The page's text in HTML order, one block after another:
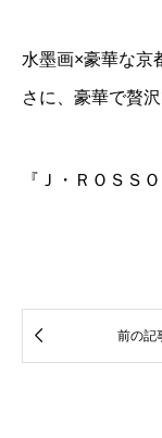
水墨画×豪華な京
さに、豪華で贅
『Ｊ・ＲＯＳＳ
 前の記